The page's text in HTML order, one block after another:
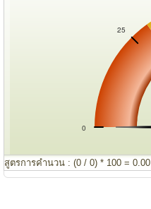
0
25
สูตรการคำนวน : (0 / 0) * 100 = 0.00